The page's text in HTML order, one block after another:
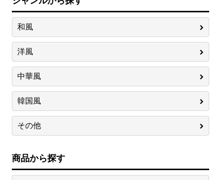
和風
洋風
中華風
韓国風
その他
商品から探す